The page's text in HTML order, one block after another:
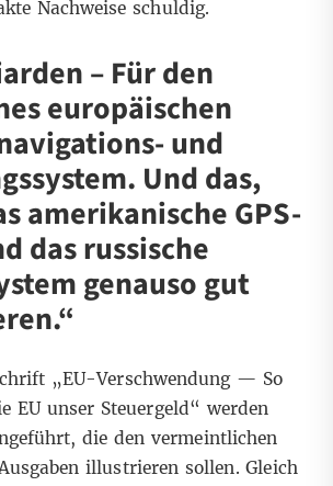
Nachweise schuldig.
– Für den
europäischen
und
Und das,
amerikanische GPS-
das russische
genauso gut
„EU-Verschwendung — So
EU unser Steuergeld“ werden
die den vermeintlichen
illustrieren sollen. Gleich